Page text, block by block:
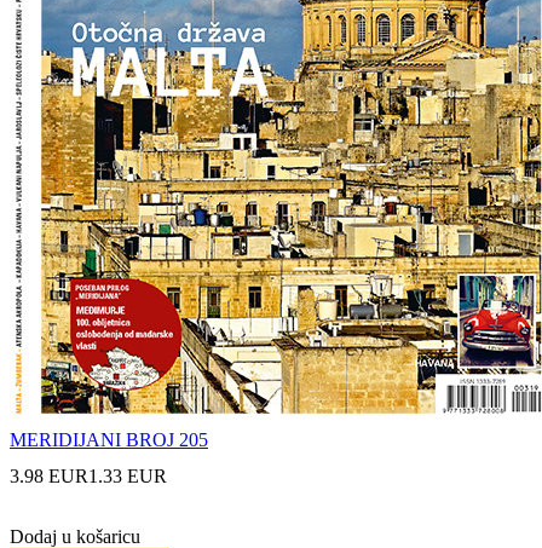
MERIDIJANI BROJ 205
3.98 EUR1.33 EUR
Dodaj u košaricu